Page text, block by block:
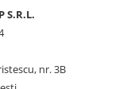
S.R.L.
nr. 3B